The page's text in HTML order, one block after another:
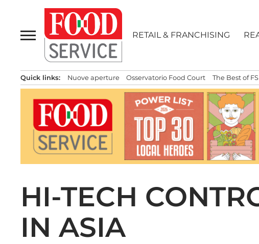
contenuto
RETAIL & FRANCHISING
Quick links: Nuove aperture Osservatorio Food Court The Best of
HI-TECH
IN ASIA